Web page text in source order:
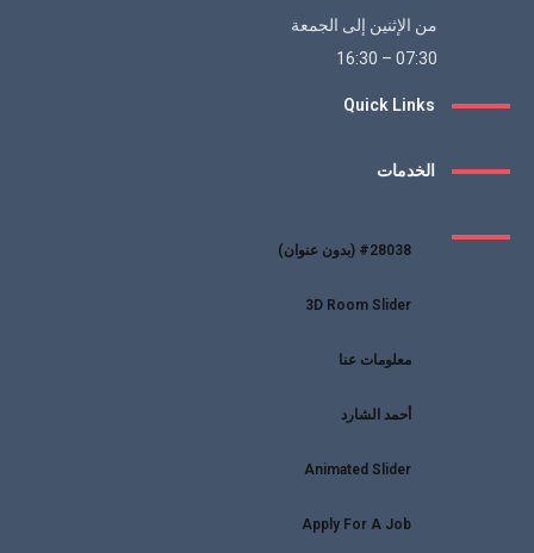
من الإثنين إلى الجمعة
07:30 – 16:30
Quick Links
الخدمات
#28038 (بدون عنوان)
3D Room Slider
معلومات عنا
أحمد الشارد
Animated Slider
Apply For A Job